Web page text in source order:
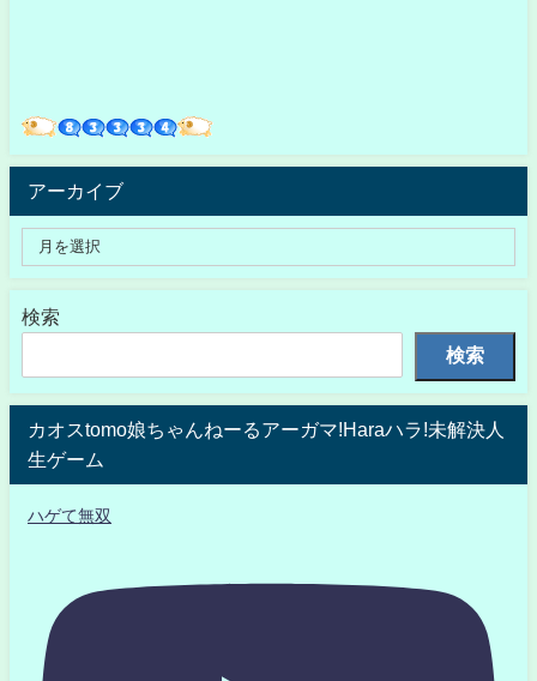
アーカイブ
検索
検索
カオスtomo娘ちゃんねーるアーガマ!Haraハラ!未解決人
生ゲーム
ハゲて無双